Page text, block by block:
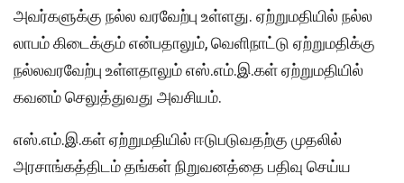
அவர்களுக்கு நல்ல வரவேற்பு உள்ளது. ஏற்றுமதியில் நல்ல
லாபம் கிடைக்கும் என்பதாலும், வெளிநாட்டு ஏற்றுமதிக்கு
நல்லவரவேற்பு உள்ளதாலும் எஸ்.எம்.இ.கள் ஏற்றுமதியில்
கவனம் செலுத்துவது அவசியம்.
எஸ்.எம்.இ.கள் ஏற்றுமதியில் ஈடுபடுவதற்கு முதலில்
அரசாங்கத்திடம் தங்கள் நிறுவனத்தை பதிவு செய்ய